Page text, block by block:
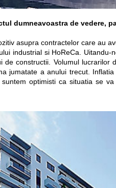
dumneavoastra de vedere,
asupra contractelor care au
industrial si HoReCa.
de constructii. Volumul
jumatate a anului trecut.
optimisti ca situatia se